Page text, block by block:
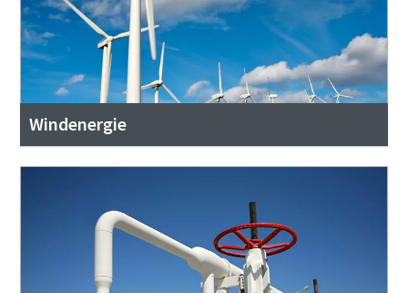
Windenergie